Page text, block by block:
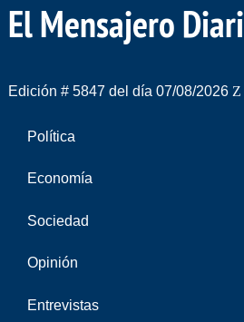
El Mensajero
Edición # 5847 del día 07/08/2026
Política
Economía
Sociedad
Opinión
Entrevistas